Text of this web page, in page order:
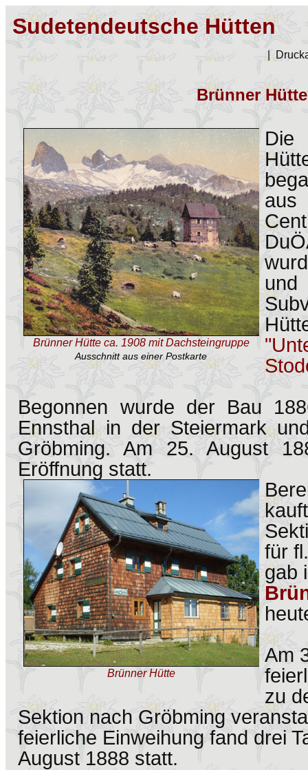
Sudetendeutsche Hütten
|
Brünner
Brünner Hütte ca. 1908 mit Dachsteingruppe
Ausschnitt aus einer Postkarte
Die
aus
Begonnen wurde der Bau
Ennsthal in der Steiermark
Gröbming. Am 25. August
Eröffnung statt.
Brünner Hütte
für
gab
Am
zu
Sektion nach Gröbming
feierliche Einweihung fand drei
August 1888 statt.